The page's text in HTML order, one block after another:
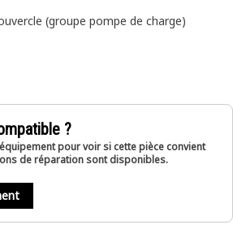
(groupe pompe de charge)
?
pour voir si cette pièce convient
de réparation sont disponibles.